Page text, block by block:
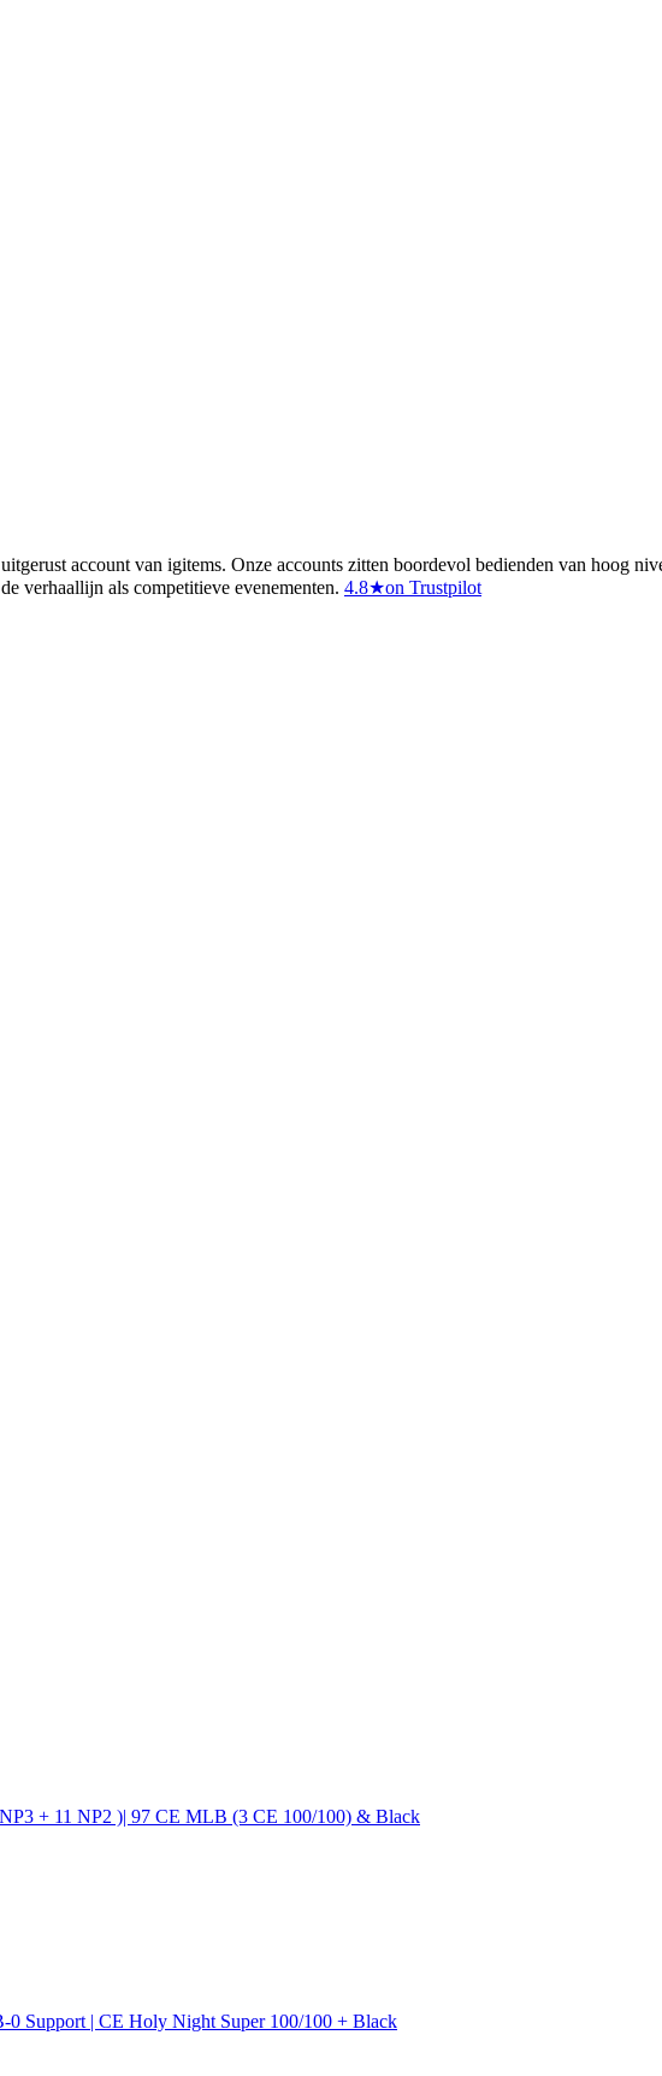
account van igitems. Onze accounts zitten boordevol bedienden van hoog
verhaallijn als competitieve evenementen. 4.8★on Trustpilot
+ 11 NP2 )| 97 CE MLB (3 CE 100/100) & Black
Support | CE Holy Night Super 100/100 + Black